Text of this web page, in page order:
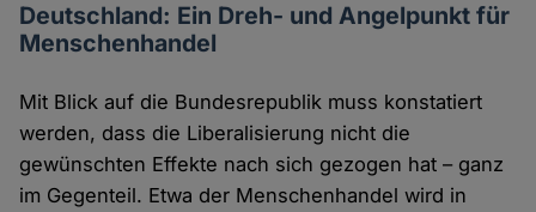
Deutschland: Ein Dreh- und Angelpunkt für
Menschenhandel
Mit Blick auf die Bundesrepublik muss konstatiert
werden, dass die Liberalisierung nicht die
gewünschten Effekte nach sich gezogen hat – ganz
im Gegenteil. Etwa der Menschenhandel wird in